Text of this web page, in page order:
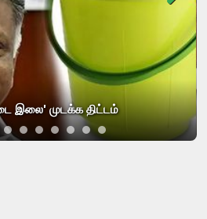
இலை' முடக்க திட்டம்